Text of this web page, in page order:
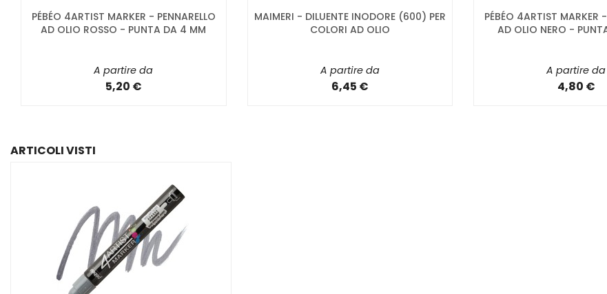
PÉBÉO 4ARTIST MARKER - PENNARELLO
AD OLIO ROSSO - PUNTA DA 4 MM
A partire da
5,20 €
MAIMERI - DILUENTE INODORE (600) PER
COLORI AD OLIO
A partire da
6,45 €
PÉBÉO 4ARTIST MARKER
AD OLIO NERO -
A partire da
4,80 €
ARTICOLI VISTI